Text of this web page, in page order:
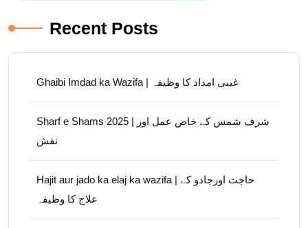
Recent Posts
Ghaibi Imdad ka Wazifa | غیبی امداد کا وظیفہ
Sharf e Shams 2025 | شرف شمس کے خاص عمل اور
نقش
Hajit aur jado ka elaj ka wazifa | حاجت اورجادو کے
علاج کا وظیفہ